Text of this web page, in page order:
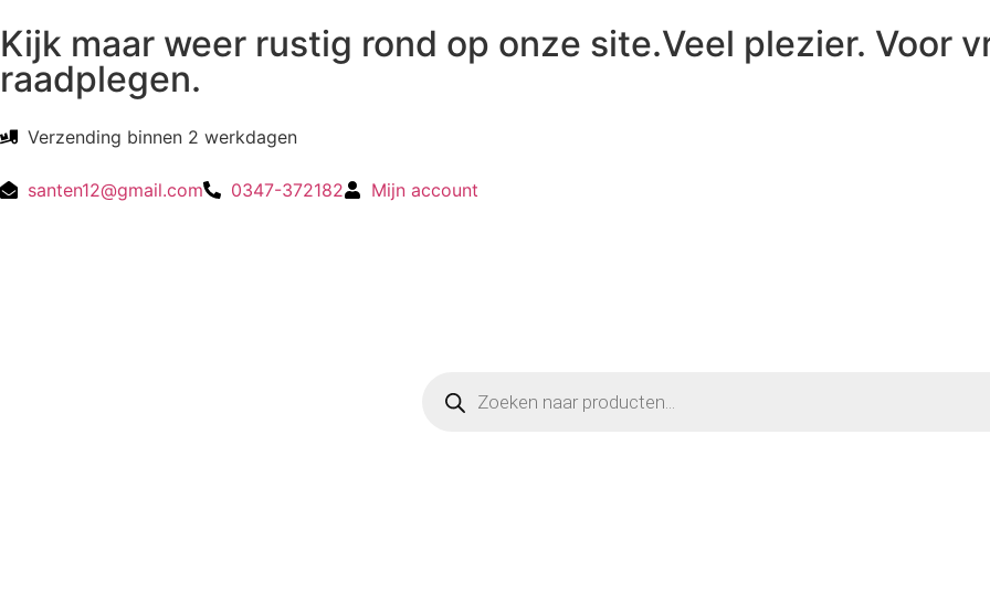
Kijk maar weer rustig rond op onze site.Veel plezier. Voor
raadplegen.
Verzending binnen 2 werkdagen
santen12@gmail.com 0347-372182 Mijn account